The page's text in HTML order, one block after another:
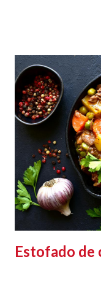
Estofado de